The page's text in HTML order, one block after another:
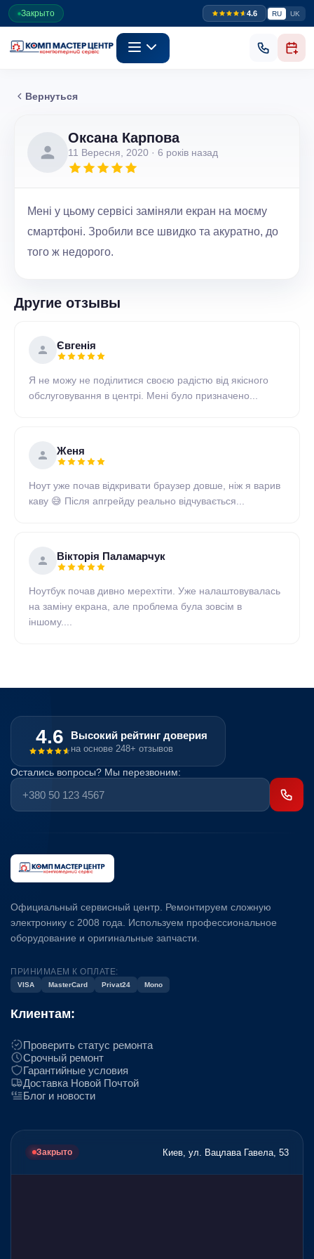
Закрыто 4.6 RU UK
Вернуться
Оксана Карпова
11 Вересня, 2020 · 6 років назад
Мені у цьому сервісі заміняли екран на моєму
смартфоні. Зробили все швидко та акуратно, до
того ж недорого.
Другие отзывы
Євгенія
Я не можу не поділитися своєю радістю від якісного
обслуговування в центрі. Мені було призначено...
Женя
Ноут уже почав відкривати браузер довше, ніж я варив
каву 😅 Після апгрейду реально відчувається...
Вікторія Паламарчук
Ноутбук почав дивно мерехтіти. Уже налаштовувалась
на заміну екрана, але проблема була зовсім в
іншому....
4.6 Высокий рейтинг доверия
на основе 248+ отзывов
Остались вопросы? Мы перезвоним:
Официальный сервисный центр. Ремонтируем сложную
электронику с 2008 года. Используем профессиональное
оборудование и оригинальные запчасти.
ПРИНИМАЕМ К ОПЛАТЕ:
VISA MasterCard Privat24 Mono
Клиентам:
Проверить статус ремонта
Срочный ремонт
Гарантийные условия
Доставка Новой Почтой
Блог и новости
Закрыто Киев, ул. Вацлава Гавела, 53